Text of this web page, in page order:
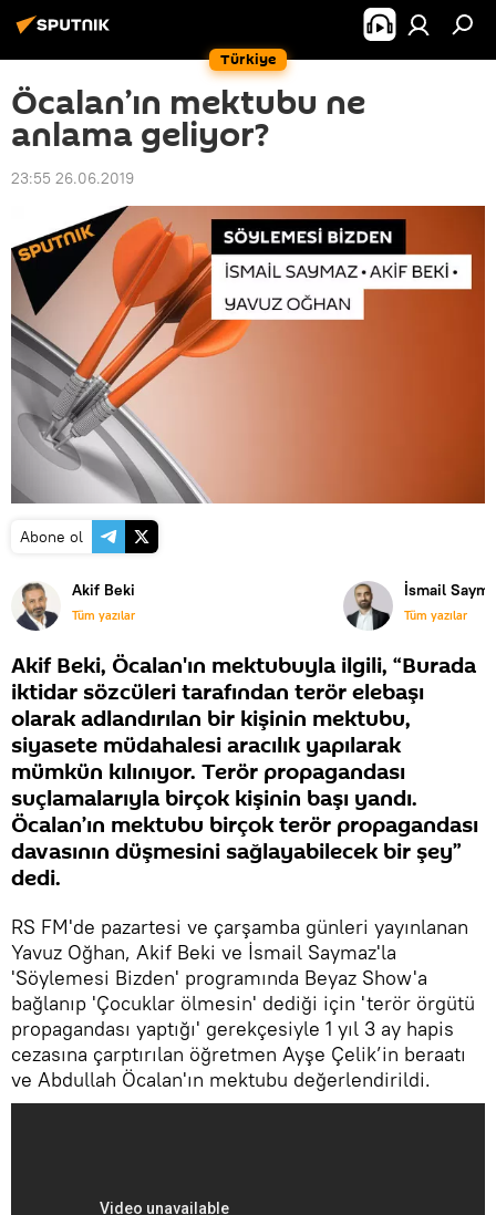
Türkiye
Öcalan’ın mektubu ne
anlama geliyor?
23:55 26.06.2019
Abone ol
Akif Beki
Tüm yazılar
İsmail
Tüm yazılar
Akif Beki, Öcalan'ın mektubuyla ilgili, “Burada
iktidar sözcüleri tarafından terör elebaşı
olarak adlandırılan bir kişinin mektubu,
siyasete müdahalesi aracılık yapılarak
mümkün kılınıyor. Terör propagandası
suçlamalarıyla birçok kişinin başı yandı.
Öcalan’ın mektubu birçok terör propagandası
davasının düşmesini sağlayabilecek bir şey”
dedi.
RS FM'de pazartesi ve çarşamba günleri yayınlanan
Yavuz Oğhan, Akif Beki ve İsmail Saymaz'la
'Söylemesi Bizden' programında Beyaz Show'a
bağlanıp 'Çocuklar ölmesin' dediği için 'terör örgütü
propagandası yaptığı' gerekçesiyle 1 yıl 3 ay hapis
cezasına çarptırılan öğretmen Ayşe Çelik’in beraatı
ve Abdullah Öcalan'ın mektubu değerlendirildi.